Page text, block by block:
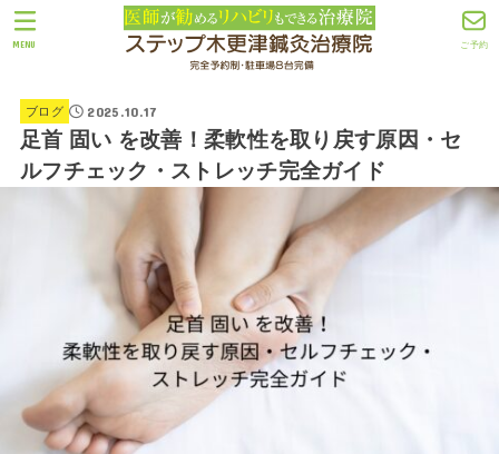
ご予約
MENU
ブログ 2025.10.17
足首 固い を改善！柔軟性を取り戻す原因・セ
ルフチェック・ストレッチ完全ガイド